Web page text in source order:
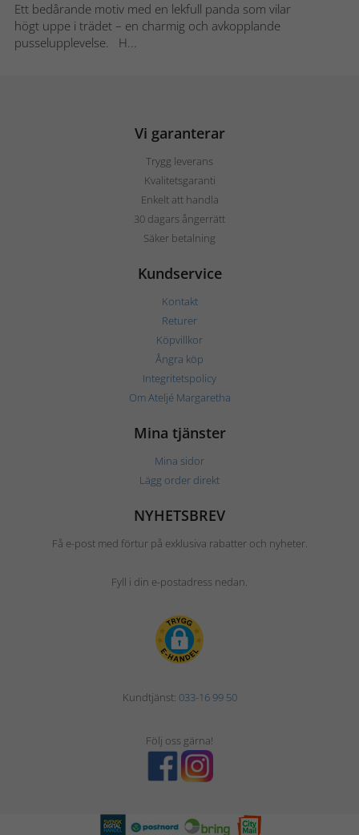
Ett bedårande motiv med en lekfull panda som vilar
högt uppe i trädet – en charmig och avkopplande
pusselupplevelse. H...
Vi garanterar
Trygg leverans
Kvalitetsgaranti
Enkelt att handla
30 dagars ångerrätt
Säker betalning
Kundservice
Kontakt
Returer
Köpvillkor
Ångra köp
Integritetspolicy
Om Ateljé Margaretha
Mina tjänster
Mina sidor
Lägg order direkt
NYHETSBREV
Få e-post med förtur på exklusiva rabatter och nyheter.
Fyll i din e-postadress nedan.
Kundtjänst: 033-16 99 50
Följ oss gärna!